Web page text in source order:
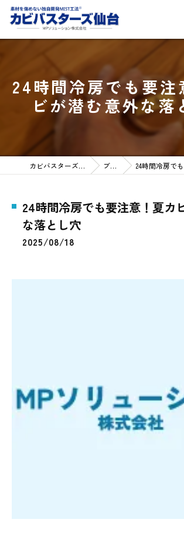
24時間冷房でも要注
ビが潜む意外な落
カビバスターズ仙台HOME ブログ 24時間冷房でも要注意
24時間冷房でも要注意！夏カ
な落とし穴
2025/08/18